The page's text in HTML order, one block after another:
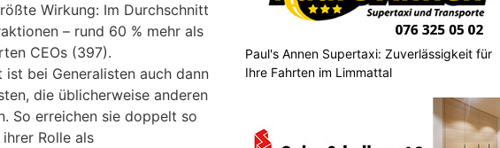
Wirkung: Im Durchschnitt
– rund 60 % mehr als
CEOs (397).
bei Generalisten auch dann
die üblicherweise anderen
So erreichen sie doppelt so
Rolle als
Paul's Annen Supertaxi: Zuverlässigkeit für
Ihre Fahrten im Limmattal